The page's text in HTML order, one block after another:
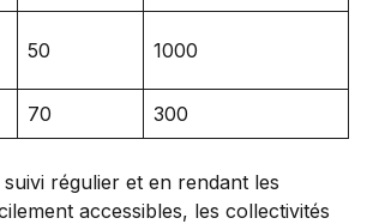
50 1000
70 300
régulier et en rendant les
accessibles, les collectivités